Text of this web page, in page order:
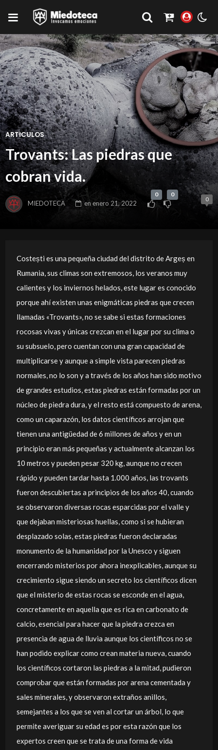
ARTICULOS
Trovants: Las piedras que
cobran vida.
MIEDOTECA en enero 21, 2022
0 0
0
Costești es una pequeña ciudad del distrito de Argeș en
Rumania, sus climas son extremosos, los veranos muy
calientes y los inviernos helados, este lugar es conocido
porque ahí existen unas enigmáticas piedras que crecen
llamadas «Trovants», no se sabe si estas formaciones
rocosas vivas y únicas crezcan en el lugar por su clima o
su subsuelo, pero cuentan con una gran capacidad de
multiplicarse y aunque a simple vista parecen piedras
normales, no lo son y a través de los años han sido motivo
de grandes estudios, estas piedras están formadas por un
núcleo de piedra dura, y el resto está compuesto de arena,
como un caparazón, los datos científicos arrojan que
tienen una antigüedad de 6 millones de años y en un
principio eran más pequeñas y actualmente alcanzan los
10 metros y pueden pesar 320 kg, aunque no crecen
rápido y pueden tardar hasta 1.000 años, las trovants
fueron descubiertas a principios de los años 40, cuando
se observaron diversas rocas esparcidas por el valle y
que dejaban misteriosas huellas, como si se hubieran
desplazado solas, estas piedras fueron declaradas
monumento de la humanidad por la Unesco y siguen
encerrando misterios por ahora inexplicables, aunque su
crecimiento sigue siendo un secreto los científicos dicen
que el misterio de estas rocas se esconde en el agua,
concretamente en aquella que es rica en carbonato de
calcio, esencial para hacer que la piedra crezca en
presencia de agua de lluvia aunque los científicos no se
han podido explicar como crean materia nueva, cuando
los científicos cortaron las piedras a la mitad, pudieron
comprobar que están formadas por arena cementada y
sales minerales, y observaron extraños anillos,
semejantes a los que se ven al cortar un árbol, lo que
permite averiguar su edad es por esta razón que los
expertos creen que se trata de una forma de vida